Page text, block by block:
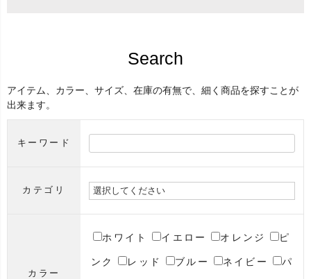
Search
アイテム、カラー、サイズ、在庫の有無で、細く商品を探すことが
出来ます。
キーワード
カテゴリ
カラー
ホワイト イエロー オレンジ ピ
ンク レッド ブルー ネイビー パ